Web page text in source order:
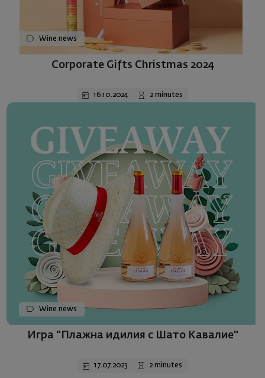
Wine news
Corporate Gifts Christmas 2024
16.10.2024 2 minutes
Wine news
Игра "Плажна идилия с Шато Кавалие"
17.07.2023 2 minutes